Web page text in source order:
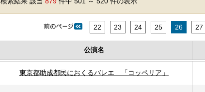
22 23 24 25 26 27
公演名
東京都助成都民におくるバレエ 「コッペリア」